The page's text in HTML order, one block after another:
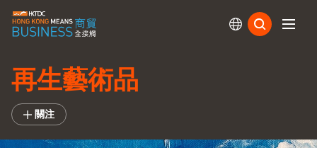
再生藝術品
關注